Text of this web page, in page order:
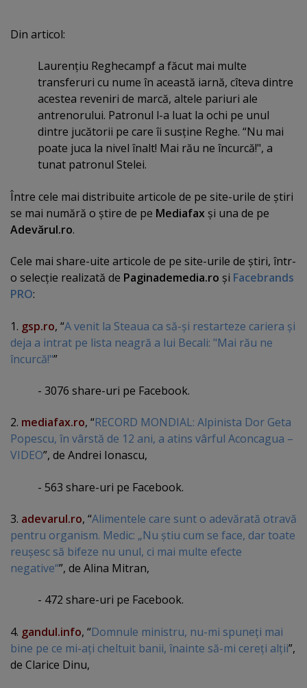
Din articol:
Laurenţiu Reghecampf a făcut mai multe
transferuri cu nume în această iarnă, cîteva dintre
acestea reveniri de marcă, altele pariuri ale
antrenorului. Patronul l-a luat la ochi pe unul
dintre jucătorii pe care îi susţine Reghe. “Nu mai
poate juca la nivel înalt! Mai rău ne încurcă!", a
tunat patronul Stelei.
Între cele mai distribuite articole de pe site-urile de ştiri
se mai numără o ştire de pe Mediafax şi una de pe
Adevărul.ro.
Cele mai share-uite articole de pe site-urile de ştiri, într-
o selecţie realizată de Paginademedia.ro şi Facebrands
PRO:
1. gsp.ro, “A venit la Steaua ca să-şi restarteze cariera şi
deja a intrat pe lista neagră a lui Becali: "Mai rău ne
încurcă!"”
- 3076 share-uri pe Facebook.
2. mediafax.ro, “RECORD MONDIAL: Alpinista Dor Geta
Popescu, în vârstă de 12 ani, a atins vârful Aconcagua –
VIDEO”, de Andrei Ionascu,
- 563 share-uri pe Facebook.
3. adevarul.ro, “Alimentele care sunt o adevărată otravă
pentru organism. Medic: „Nu ştiu cum se face, dar toate
reuşesc să bifeze nu unul, ci mai multe efecte
negative“”, de Alina Mitran,
- 472 share-uri pe Facebook.
4. gandul.info, “Domnule ministru, nu-mi spuneţi mai
bine pe ce mi-aţi cheltuit banii, înainte să-mi cereţi alţii”,
de Clarice Dinu,